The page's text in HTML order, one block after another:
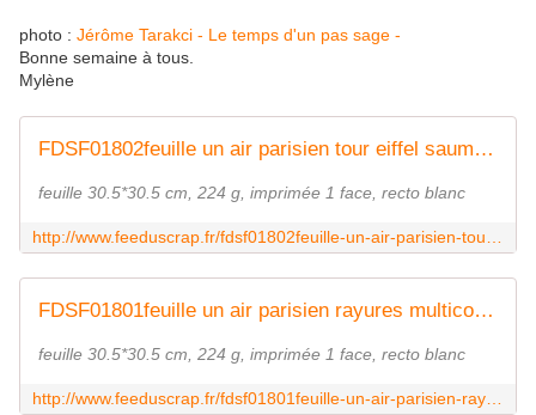
photo : Jérôme Tarakci - Le temps d'un pas sage -
Bonne semaine à tous.
Mylène
FDSF01802feuille un air parisien tour eiffel saumon FEE DU SCRAP
feuille 30.5*30.5 cm, 224 g, imprimée 1 face, recto blanc
FDSF01801feuille un air parisien rayures multicolores FEE DU SCRAP
feuille 30.5*30.5 cm, 224 g, imprimée 1 face, recto blanc